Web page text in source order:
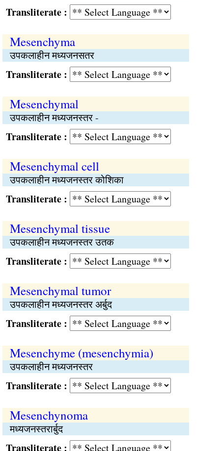
:
Mesenchyma
उपकलाहीन मध्यजनसतर
:
Mesenchymal
उपकलाहीन मध्यजनस्तर -
:
Mesenchymal cell
उपकलाहीन मध्यजनस्तर कोशिका
:
Mesenchymal tissue
उपकलाहीन मध्यजनस्तर उतक
:
Mesenchymal tumor
उपकलाहीन मध्यजनस्तर अर्बुद
:
Mesenchyme (mesenchymia)
उपकलाहीन मध्यजनस्तर
:
Mesenchynoma
मध्यजनस्तरार्बुद
: